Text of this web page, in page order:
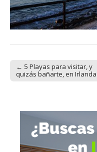
Post navigation
← 5 Playas para visitar, y
quizás bañarte, en Irlanda